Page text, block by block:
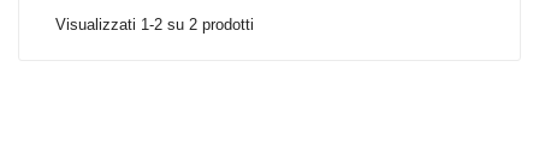
Visualizzati 1-2 su 2 prodotti